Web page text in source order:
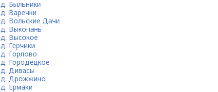
д. Быльники
д. Варечки
д. Вольские Дачи
д. Выкопань
д. Высокое
д. Герчики
д. Горлово
д. Городецкое
д. Дивасы
д. Дрожжино
д. Ермаки